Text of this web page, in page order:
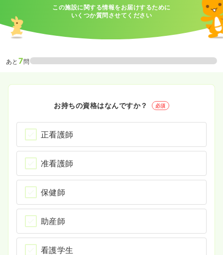
この施設に関する情報をお届けするために
いくつか質問させてください
あと 7問
お持ちの資格はなんですか？ 必須
正看護師
准看護師
保健師
助産師
看護学生